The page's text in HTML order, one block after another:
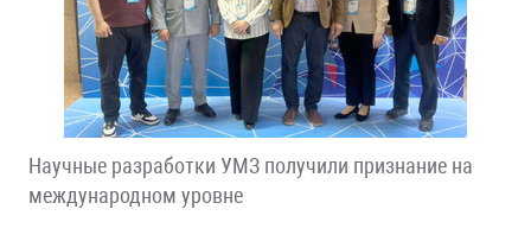
Научные разработки УМЗ получили признание на
международном уровне